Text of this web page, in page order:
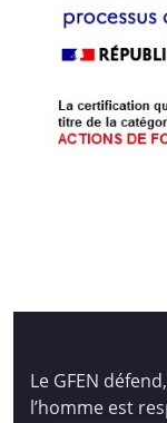
Le GFEN
l’homme est